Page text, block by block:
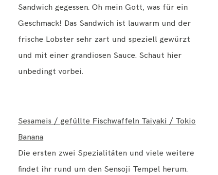
Sandwich gegessen. Oh mein Gott, was für ein
Geschmack! Das Sandwich ist lauwarm und der
frische Lobster sehr zart und speziell gewürzt
und mit einer grandiosen Sauce. Schaut hier
unbedingt vorbei.
Sesameis / gefüllte Fischwaffeln Taiyaki / Tokio
Banana
Die ersten zwei Spezialitäten und viele weitere
findet ihr rund um den Sensoji Tempel herum.